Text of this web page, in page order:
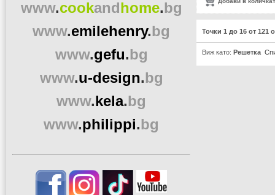
Точки 1 до 16 от 121
Виж като: Решетка
www.cookandhome.bg
www.emilehenry.bg
www.gefu.bg
www.u-design.bg
www.kela.bg
www.philippi.bg